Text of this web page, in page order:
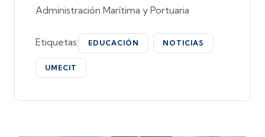
Administración Marítima y Portuaria
Etiquetas: EDUCACIÓN NOTICIAS
UMECIT